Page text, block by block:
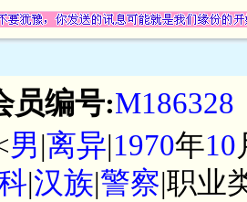
员编号:M186328
男|离异|1970年10
|汉族|警察|职业